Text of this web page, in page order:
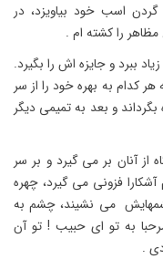
اسب خود بیاویزد، در
را كشته ام .
ببرد و جایزه اش را بگیرد.
كدام به بهره خود را از سر
و بعد به تمیمى دیگر
آنان بر مى گیرد و بر سر
فزونى مى گیرد، چهره
مى نشیند، چشم به
به تو اى حبیب ! تو آن
.